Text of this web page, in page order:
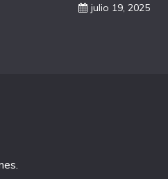
julio 19, 2025
.